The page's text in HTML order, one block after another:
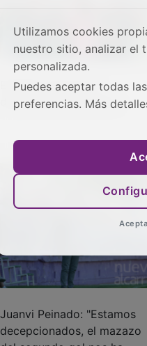
Empate cruel en la
despedida del Dínamo
Juanvi Peinado: "Estamos
decepcionados, el mazazo
Utilizamos cookies
nuestro sitio, analizar el
personalizada.
Puedes aceptar todas
preferencias. Más